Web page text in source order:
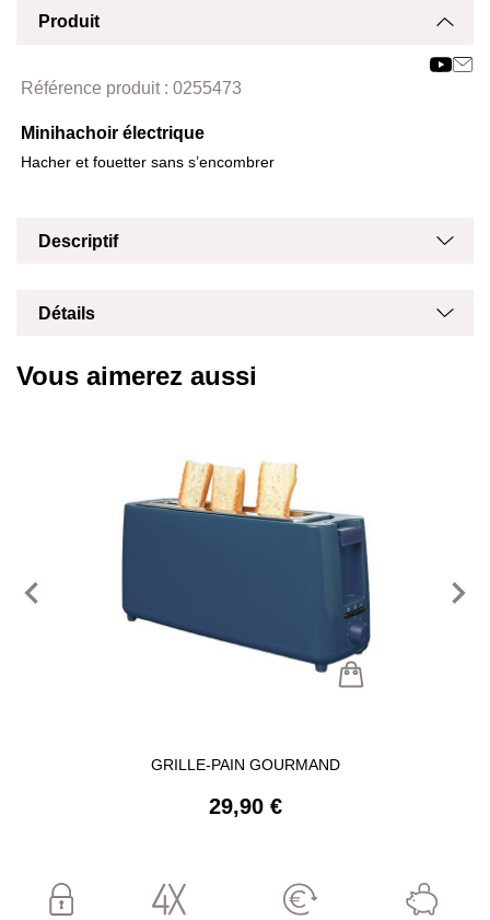
Produit
Référence produit : 0255473
Minihachoir électrique
Hacher et fouetter sans s’encombrer
Descriptif
Détails
Vous aimerez aussi
GRILLE-PAIN GOURMAND
29,90 €
navigate_before navigate_next